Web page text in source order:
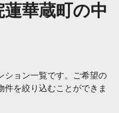
華蔵町の中
ション一覧です。ご希望の
件を絞り込むことができま